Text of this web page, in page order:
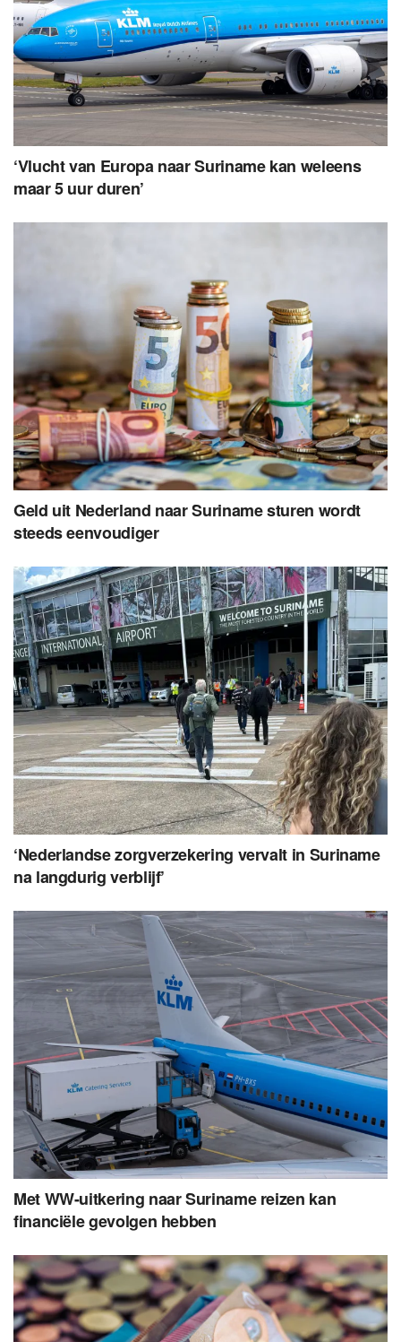
‘Vlucht van Europa naar Suriname kan weleens
maar 5 uur duren’
Geld uit Nederland naar Suriname sturen wordt
steeds eenvoudiger
‘Nederlandse zorgverzekering vervalt in Suriname
na langdurig verblijf’
Met WW-uitkering naar Suriname reizen kan
financiële gevolgen hebben